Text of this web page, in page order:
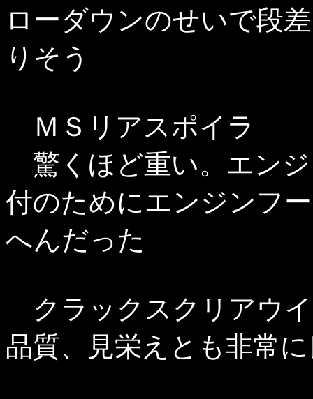
ローダウンのせいで段
りそう
ＭＳリアスポイラ
驚くほど重い。エン
付のためにエンジンフ
へんだった
クラックスクリアウ
品質、見栄えとも非常